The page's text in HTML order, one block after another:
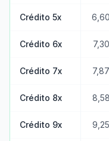
Crédito 5x
Crédito 6x
Crédito 7x
Crédito 8x
Crédito 9x